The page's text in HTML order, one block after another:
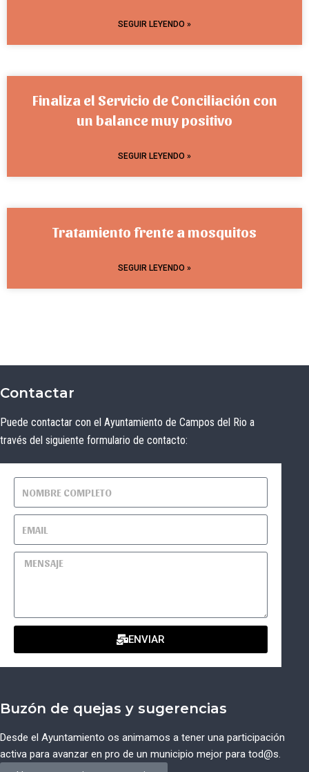
SEGUIR LEYENDO »
Finaliza el Servicio de Conciliación con
un balance muy positivo
SEGUIR LEYENDO »
Tratamiento frente a mosquitos
SEGUIR LEYENDO »
Contactar
Puede contactar con el Ayuntamiento de Campos del Rio a
través del siguiente formulario de contacto:
ENVIAR
Buzón de quejas y sugerencias
Desde el Ayuntamiento os animamos a tener una participación
activa para avanzar en pro de un municipio mejor para tod@s.